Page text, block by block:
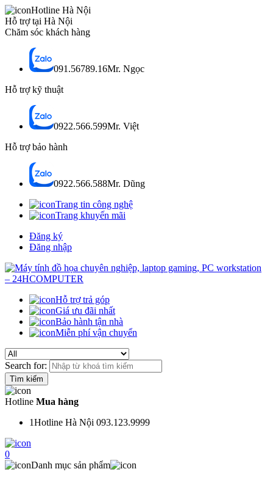
Hotline Hà Nội
Hỗ trợ tại Hà Nội
Chăm sóc khách hàng
091.56789.16Mr. Ngọc
Hỗ trợ kỹ thuật
0922.566.599Mr. Việt
Hỗ trợ bảo hành
0922.566.588Mr. Dũng
Trang tin công nghệ
Trang khuyến mãi
Đăng ký
Đăng nhập
Hỗ trợ trả góp
Giá ưu đãi nhất
Bảo hành tận nhà
Miễn phí vận chuyển
Search for:
Hotline Mua hàng
1Hotline Hà Nội 093.123.9999
0
Danh mục sản phẩm